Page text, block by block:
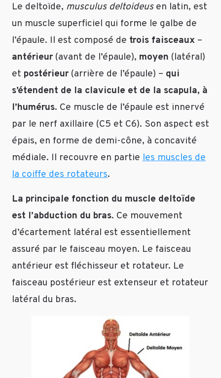
Le deltoïde, musculus deltoideus en latin, est
un muscle superficiel qui forme le galbe de
l’épaule. Il est composé de trois faisceaux –
antérieur (avant de l’épaule), moyen (latéral)
et postérieur (arrière de l’épaule) – qui
s’étendent de la clavicule et de la scapula, à
l’humérus. Ce muscle de l’épaule est innervé
par le nerf axillaire (C5 et C6). Son aspect est
épais, en forme de demi-cône, à concavité
médiale. Il recouvre en partie les muscles de
la coiffe des rotateurs.
La principale fonction du muscle deltoïde
est l’abduction du bras. Ce mouvement
d’écartement latéral est essentiellement
assuré par le faisceau moyen. Le faisceau
antérieur est fléchisseur et rotateur. Le
faisceau postérieur est extenseur et rotateur
latéral du bras.